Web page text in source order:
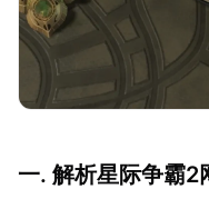
一. 解析星际争霸2